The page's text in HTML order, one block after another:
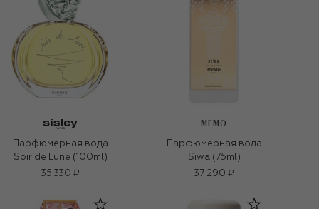
Парфюмерная вода
Soir de Lune (100ml)
35 330 ₽
MEMO
Парфюмерная вода
Siwa (75ml)
37 290 ₽